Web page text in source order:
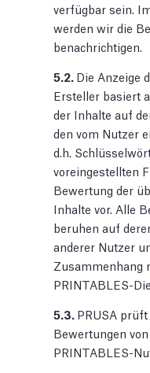
verfügbar sein.
werden wir die
benachrichtigen.
5.2. Die Anzeige
Ersteller basiert
der Inhalte auf
den vom Nutzer
d.h.
voreingestellten
Bewertung der
Inhalte vor. Alle
beruhen auf
anderer Nutzer
Zusammenhang
PRINTABLES-
5.3. PRUSA
Bewertungen
PRINTABLES-